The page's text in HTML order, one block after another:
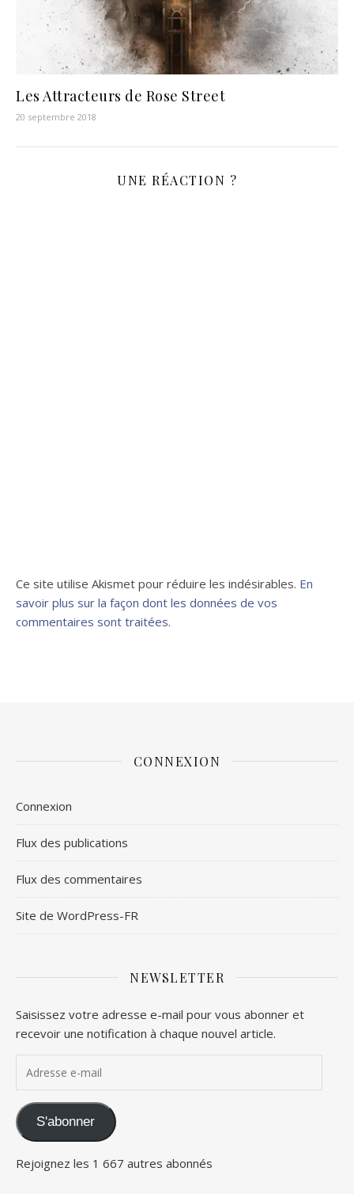
Les Attracteurs de Rose Street
20 septembre 2018
UNE RÉACTION ?
Ce site utilise Akismet pour réduire les indésirables. En
savoir plus sur la façon dont les données de vos
commentaires sont traitées.
CONNEXION
Connexion
Flux des publications
Flux des commentaires
Site de WordPress-FR
NEWSLETTER
Saisissez votre adresse e-mail pour vous abonner et
recevoir une notification à chaque nouvel article.
S'abonner
Rejoignez les 1 667 autres abonnés